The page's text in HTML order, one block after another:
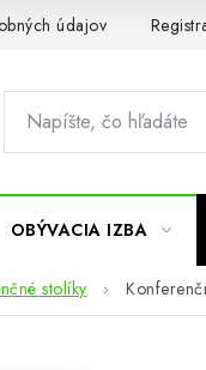
údajov
OBÝVACIA IZBA
stolíky